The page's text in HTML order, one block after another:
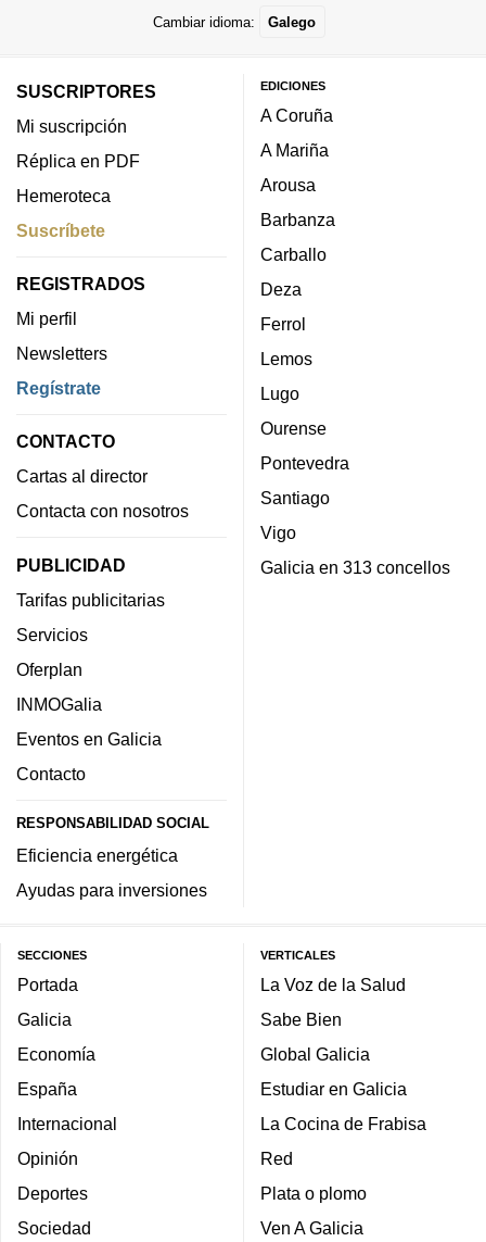
Cambiar idioma: Galego
SUSCRIPTORES
Mi suscripción
Réplica en PDF
Hemeroteca
Suscríbete
REGISTRADOS
Mi perfil
Newsletters
Regístrate
CONTACTO
Cartas al director
Contacta con nosotros
PUBLICIDAD
Tarifas publicitarias
Servicios
Oferplan
INMOGalia
Eventos en Galicia
Contacto
RESPONSABILIDAD SOCIAL
Eficiencia energética
Ayudas para inversiones
EDICIONES
A Coruña
A Mariña
Arousa
Barbanza
Carballo
Deza
Ferrol
Lemos
Lugo
Ourense
Pontevedra
Santiago
Vigo
Galicia en 313 concellos
SECCIONES
Portada
Galicia
Economía
España
Internacional
Opinión
Deportes
Sociedad
VERTICALES
La Voz de la Salud
Sabe Bien
Global Galicia
Estudiar en Galicia
La Cocina de Frabisa
Red
Plata o plomo
Ven A Galicia